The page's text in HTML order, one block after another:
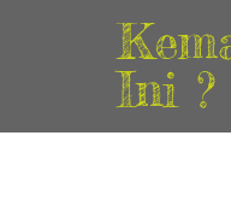
Ini ?